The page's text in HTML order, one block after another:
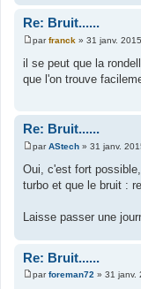
Re: Bruit......
M
s
s
parfranck » 31 janv.
il se peut que la
que l'on trouve
Re: Bruit......
M
s
s
e
parAStech » 31 janv.
Oui, c'est fort
turbo et que le bruit :
Laisse passer une
Re: Bruit......
M
parforeman72 » 31 janv.